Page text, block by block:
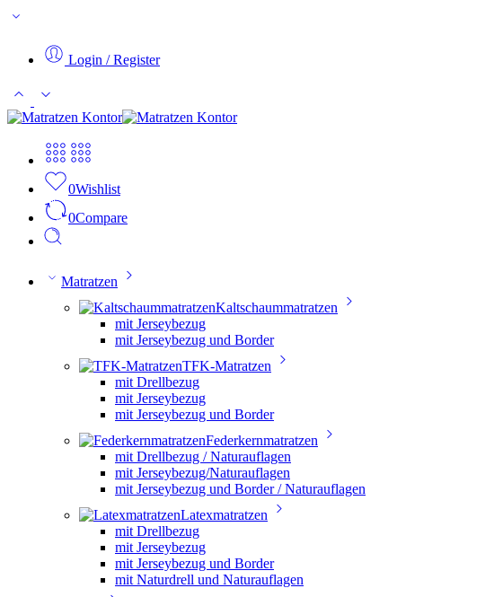
Login / Register
0Wishlist
0Compare
Matratzen
Kaltschaummatratzen
mit Jerseybezug
mit Jerseybezug und Border
TFK-Matratzen
mit Drellbezug
mit Jerseybezug
mit Jerseybezug und Border
Federkernmatratzen
mit Drellbezug / Naturauflagen
mit Jerseybezug/Naturauflagen
mit Jerseybezug und Border / Naturauflagen
Latexmatratzen
mit Drellbezug
mit Jerseybezug
mit Jerseybezug und Border
mit Naturdrell und Naturauflagen